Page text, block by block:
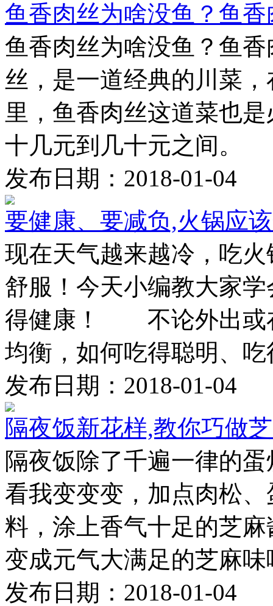
鱼香肉丝为啥没鱼？鱼
鱼香肉丝为啥没鱼？鱼
丝，是一道经典的川菜
里，鱼香肉丝这道菜也
十几元到几十元之间
发布日期：2018-01-04
要健康、要减负,火锅应
现在天气越来越冷，吃
舒服！今天小编教大家
得健康！ 不论外出或
均衡，如何吃得聪明、
发布日期：2018-01-04
隔夜饭新花样,教你巧做
隔夜饭除了千遍一律的
看我变变变，加点肉松
料，涂上香气十足的芝
变成元气大满足的芝麻
发布日期：2018-01-04